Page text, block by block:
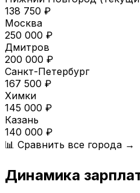
138 750 ₽
Москва
250 000 ₽
Дмитров
200 000 ₽
Санкт-Петербург
167 500 ₽
Химки
145 000 ₽
Казань
140 000 ₽
📊 Сравнить все города →
Динамика